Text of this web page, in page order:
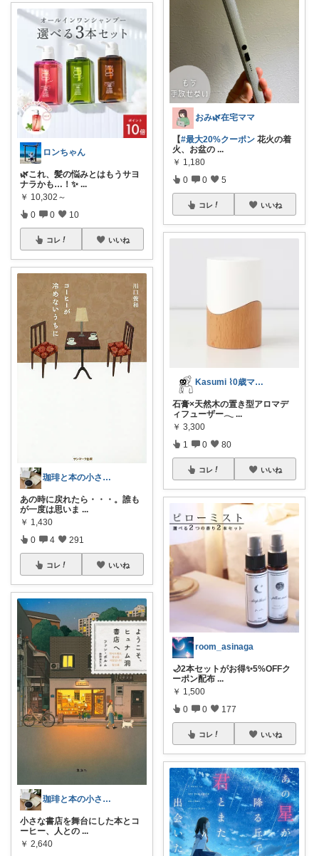
ロンちゃん
🌿これ、髪の悩みとはもうサヨ
ナラかも…！✨ ...
￥ 10,302～
0 0 10
コレ いいね
珈琲と本の小さな喫茶店☕️📕
あの時に戻れたら・・・。誰も
が一度は思いま ...
￥ 1,430
0 4 291
コレ いいね
珈琲と本の小さな喫茶店☕️📕
小さな書店を舞台にした本とコ
ーヒー、人との ...
￥ 2,640
おみ🌿在宅ママ
【#最大20%クーポン 花火の着
火、お盆の ...
￥ 1,180
0 0 5
コレ いいね
Kasumi ⌇0歳ママの暮らし𖠿⸝
石膏×天然木の置き型アロマデ
ィフューザー𓂃 ...
￥ 3,300
1 0 80
コレ いいね
room_asinaga
🌙2本セットがお得✨5%OFFク
ーポン配布 ...
￥ 1,500
0 0 177
コレ いいね